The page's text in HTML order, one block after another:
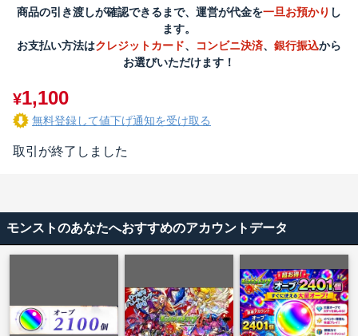
商品の引き渡しが確認できるまで、運営が代金を一旦お預かり し
ます。
お支払い方法はクレジットカード、 コンビニ決済、 銀行振込から
お選びいただけます！
¥1,100
無料登録して値下げ通知を受け取る
取引が終了しました
モンストのあなたへおすすめのアカウントデータ